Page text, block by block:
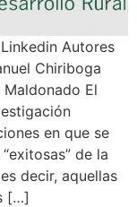
Autores
Chiriboga
Maldonado El
en que se
de la
decir, aquellas
[…]